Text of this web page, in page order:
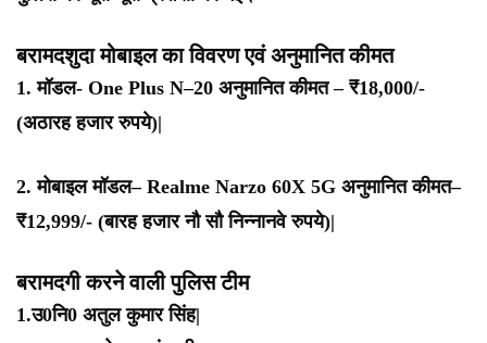
बरामदशुदा मोबाइल का विवरण एवं अनुमानित कीमत
1. मॉडल- One Plus N–20 अनुमानित कीमत – ₹18,000/-
(अठारह हजार रुपये)|
2. मोबाइल मॉडल– Realme Narzo 60X 5G अनुमानित कीमत–
₹12,999/- (बारह हजार नौ सौ निन्नानवे रुपये)|
बरामदगी करने वाली पुलिस टीम
1.उ0नि0 अतुल कुमार सिंह|